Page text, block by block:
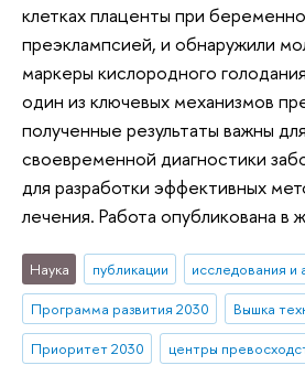
клетках плаценты при
преэклампсией, и обнаружили
маркеры кислородного
один из ключевых механизмов
полученные результаты важны
своевременной диагностики
для разработки эффективных
лечения. Работа опубликована в
Наука публикации
исследования и
Программа развития 2030
Вышка
Приоритет 2030
центры